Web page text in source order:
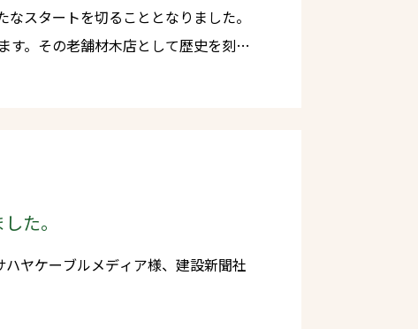
スタートを切ることとなりました。
す。その老舗材木店として歴史を刻
葉を加え、地域に必要とされる企業
ャレンジしていくとともに、先代よ
様の大切な資産を形作るための丈夫
、木造住宅の新たな可能性を探り、
た。
ヤケーブルメディア様、建設新聞社